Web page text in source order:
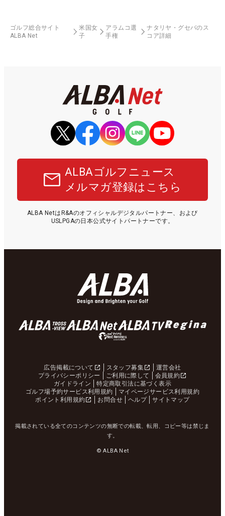
ゴルフ総合サイト
ALBA Net
米国女
子
アラムコ選
手権
ナタリヤ・グセバのス
コア詳細
ALBAゴルフニュース
メルマガ登録はこちら
ALBA NetはR&Aのオフィシャルデジタルパートナー、および
USLPGAの日本公式サイトパートナーです。
広告掲載について スタッフ募集
運営会社
プライバシーポリシー
ご利用に際して
会員規約
ガイドライン
特定商取引法に基づく表示
ゴルフ場予約サービス利用規約
マイページサービス利用規約
ポイント利用規約
お問合せ ヘルプ サイトマップ
掲載されている全てのコンテンツの無断での転載、転用、コピー等は禁じま
す。
© ALBA Net